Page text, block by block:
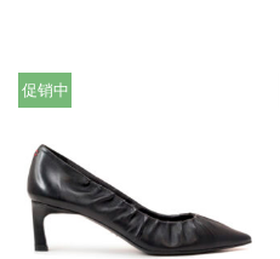
促销中